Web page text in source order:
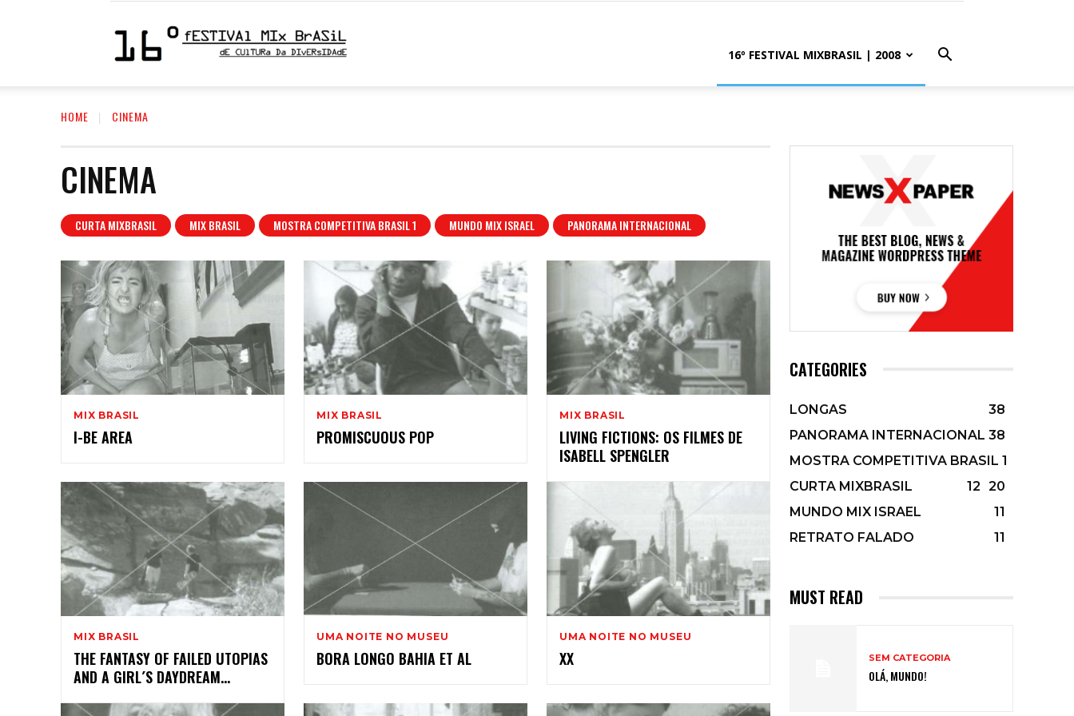
MixBrasil
|
2008
16º FESTIVAL MIXBRASIL | 2008
HOME CINEMA
CINEMA
CURTA MIXBRASIL MIX BRASIL MOSTRA COMPETITIVA BRASIL 1 MUNDO MIX ISRAEL PANORAMA INTERNACIONAL
MIX BRASIL
I-BE AREA
MIX BRASIL
PROMISCUOUS POP
MIX BRASIL
LIVING FICTIONS: OS FILMES DE
ISABELL SPENGLER
MIX BRASIL
THE FANTASY OF FAILED UTOPIAS
AND A GIRL´S DAYDREAM…
UMA NOITE NO MUSEU
BORA LONGO BAHIA ET AL
UMA NOITE NO MUSEU
XX
CATEGORIES
LONGAS
38
PANORAMA INTERNACIONAL 38
MOSTRA COMPETITIVA BRASIL 1
20
CURTA MIXBRASIL
12
MUNDO MIX ISRAEL
11
RETRATO FALADO
11
MUST READ
SEM CATEGORIA
OLÁ, MUNDO!